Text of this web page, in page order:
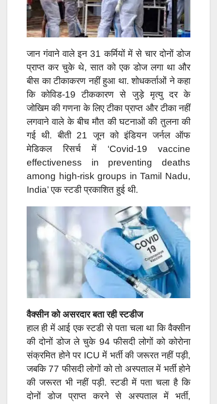
जान गंवाने वाले इन 31 कर्मियों में से चार दोनों डोज
प्राप्त कर चुके थे, सात को एक डोज लगा था और
बीस का टीकाकरण नहीं हुआ था. शोधकर्ताओं ने कहा
कि कोविड-19 टीककारण से जुड़े मृत्यु दर के
जोखिम की गणना के लिए टीका प्राप्त और टीका नहीं
लगवाने वाले के बीच मौत की घटनाओं की तुलना की
गई थी. बीती 21 जून को इंडियन जर्नल ऑफ
मेडिकल रिसर्च में ‘Covid-19 vaccine
effectiveness in preventing deaths
among high-risk groups in Tamil Nadu,
India’ एक स्टडी प्रकाशित हुई थी.
वैक्सीन को असरदार बता रही स्टडीज
हाल ही में आई एक स्टडी से पता चला था कि वैक्सीन
की दोनों डोज ले चुके 94 फीसदी लोगों को कोरोना
संक्रमित होने पर ICU में भर्ती की जरूरत नहीं पड़ी,
जबकि 77 फीसदी लोगों को तो अस्पताल में भर्ती होने
की जरूरत भी नहीं पड़ी. स्टडी में पता चला है कि
दोनों डोज प्राप्त करने से अस्पताल में भर्ती,